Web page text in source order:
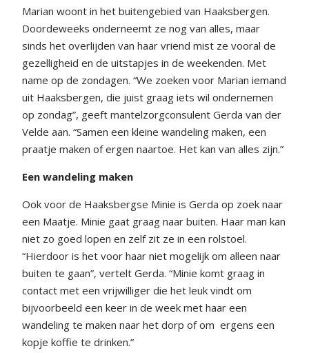
Marian woont in het buitengebied van Haaksbergen.
Doordeweeks onderneemt ze nog van alles, maar
sinds het overlijden van haar vriend mist ze vooral de
gezelligheid en de uitstapjes in de weekenden. Met
name op de zondagen. “We zoeken voor Marian iemand
uit Haaksbergen, die juist graag iets wil ondernemen
op zondag”, geeft mantelzorgconsulent Gerda van der
Velde aan. “Samen een kleine wandeling maken, een
praatje maken of ergen naartoe. Het kan van alles zijn.”
Een wandeling maken
Ook voor de Haaksbergse Minie is Gerda op zoek naar
een Maatje. Minie gaat graag naar buiten. Haar man kan
niet zo goed lopen en zelf zit ze in een rolstoel.
“Hierdoor is het voor haar niet mogelijk om alleen naar
buiten te gaan”, vertelt Gerda. “Minie komt graag in
contact met een vrijwilliger die het leuk vindt om
bijvoorbeeld een keer in de week met haar een
wandeling te maken naar het dorp of om ergens een
kopje koffie te drinken.”